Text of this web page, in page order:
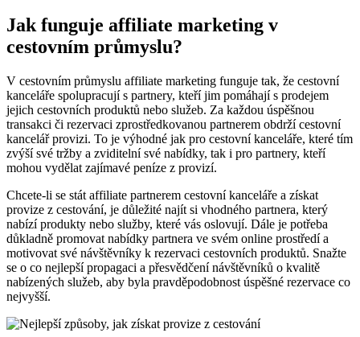
Jak funguje affiliate marketing v
cestovním průmyslu?
V cestovním průmyslu affiliate marketing funguje tak, že cestovní
kanceláře spolupracují s partnery, kteří jim pomáhají s prodejem
jejich cestovních produktů nebo služeb. Za každou úspěšnou
transakci či rezervaci zprostředkovanou partnerem obdrží cestovní
kancelář provizi. To je výhodné jak pro cestovní kanceláře, které tím
zvýší své tržby a zviditelní své nabídky, tak i pro partnery, kteří
mohou vydělat zajímavé peníze z provizí.
Chcete-li se stát affiliate partnerem cestovní kanceláře a získat
provize z cestování, je důležité najít si vhodného partnera, který
nabízí produkty nebo služby, které vás oslovují. Dále je potřeba
důkladně promovat nabídky partnera ve svém online prostředí a
motivovat své návštěvníky k rezervaci cestovních produktů. Snažte
se o co nejlepší propagaci a přesvědčení návštěvníků o kvalitě
nabízených služeb, aby byla pravděpodobnost úspěšné rezervace co
nejvyšší.